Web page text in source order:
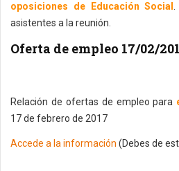
oposiciones de Educación Social
asistentes a la reunión.
Oferta de empleo 17/02/
Relación de ofertas de empleo para
17 de febrero de 2017
Accede a la información (Debes de